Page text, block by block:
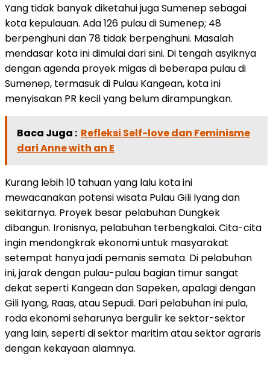
Yang tidak banyak diketahui juga Sumenep sebagai
kota kepulauan. Ada 126 pulau di Sumenep; 48
berpenghuni dan 78 tidak berpenghuni. Masalah
mendasar kota ini dimulai dari sini. Di tengah asyiknya
dengan agenda proyek migas di beberapa pulau di
Sumenep, termasuk di Pulau Kangean, kota ini
menyisakan PR kecil yang belum dirampungkan.
Baca Juga : Refleksi Self-love dan Feminisme
dari Anne with an E
Kurang lebih 10 tahuan yang lalu kota ini
mewacanakan potensi wisata Pulau Gili Iyang dan
sekitarnya. Proyek besar pelabuhan Dungkek
dibangun. Ironisnya, pelabuhan terbengkalai. Cita-cita
ingin mendongkrak ekonomi untuk masyarakat
setempat hanya jadi pemanis semata. Di pelabuhan
ini, jarak dengan pulau-pulau bagian timur sangat
dekat seperti Kangean dan Sapeken, apalagi dengan
Gili Iyang, Raas, atau Sepudi. Dari pelabuhan ini pula,
roda ekonomi seharunya bergulir ke sektor-sektor
yang lain, seperti di sektor maritim atau sektor agraris
dengan kekayaan alamnya.